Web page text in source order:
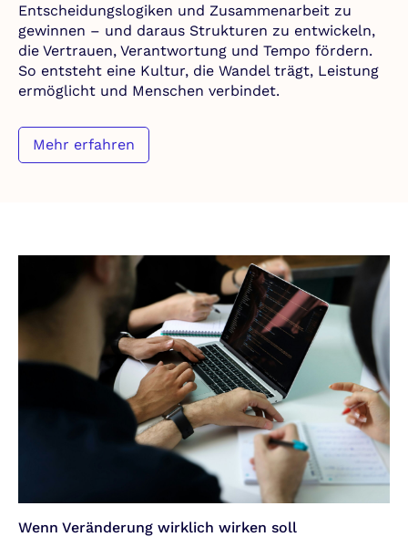
Entscheidungslogiken und Zusammenarbeit zu
gewinnen – und daraus Strukturen zu entwickeln,
die Vertrauen, Verantwortung und Tempo fördern.
So entsteht eine Kultur, die Wandel trägt, Leistung
ermöglicht und Menschen verbindet.
Mehr erfahren
Wenn Veränderung wirklich wirken soll